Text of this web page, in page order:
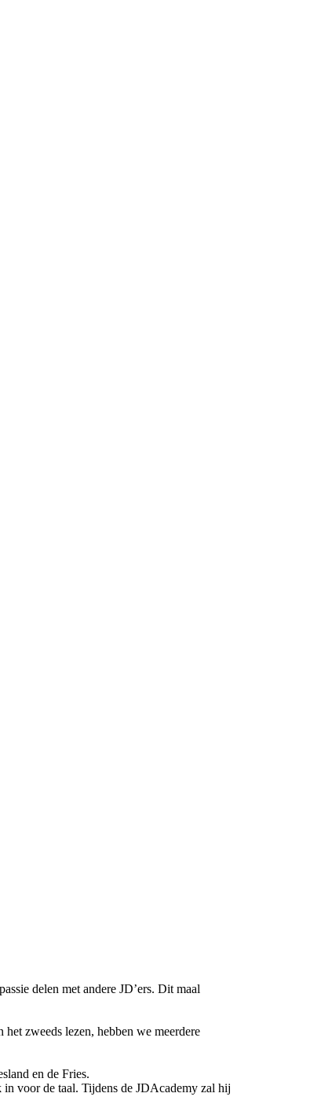
delen met andere JD’ers. Dit maal
zweeds lezen, hebben we meerdere
en de Fries.
voor de taal. Tijdens de JDAcademy zal hij